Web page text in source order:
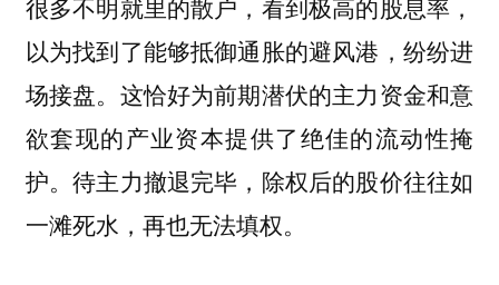
以为找到了能够抵御通胀的避风港，纷纷进
场接盘。这恰好为前期潜伏的主力资金和意
欲套现的产业资本提供了绝佳的流动性掩
护。待主力撤退完毕，除权后的股价往往如
一滩死水，再也无法填权。